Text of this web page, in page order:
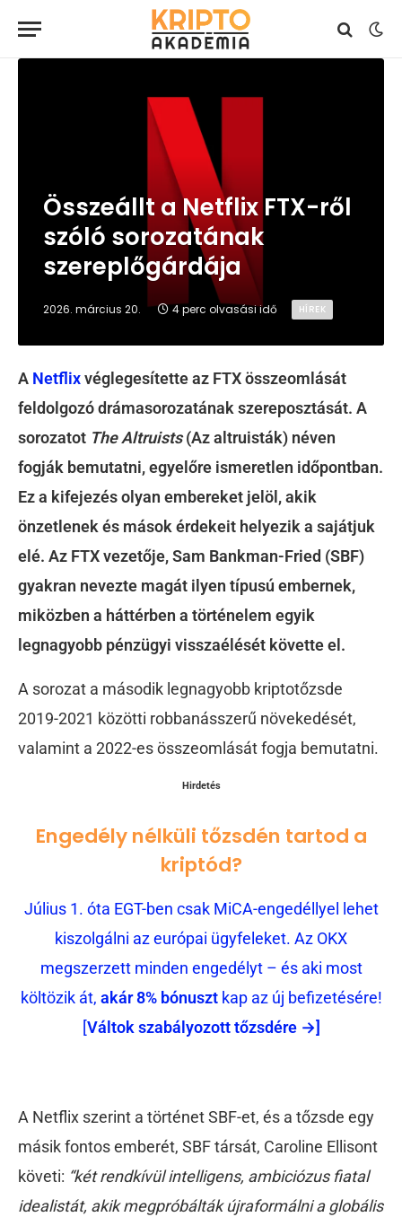
Összeállt a Netflix FTX-ről
szóló sorozatának
szereplőgárdája
2026. március 20. 4 perc olvasási idő HÍREK
A Netflixvéglegesítette az FTX összeomlását
feldolgozó drámasorozatának szereposztását. A
sorozatot The Altruists(Az altruisták) néven
fogják bemutatni, egyelőre ismeretlen időpontban.
Ez a kifejezés olyan embereket jelöl, akik
önzetlenek és mások érdekeit helyezik a sajátjuk
elé. Az FTX vezetője, Sam Bankman-Fried (SBF)
gyakran nevezte magát ilyen típusú embernek,
miközben a háttérben a történelem egyik
legnagyobb pénzügyi visszaélését követte el.
A sorozat a második legnagyobb kriptotőzsde
2019-2021 közötti robbanásszerű növekedését,
valamint a 2022-es összeomlását fogja bemutatni.
Hirdetés
Engedély nélküli tőzsdén tartod a
kriptód?
Július 1. óta EGT-ben csak MiCA-engedéllyel lehet
kiszolgálni az európai ügyfeleket. Az OKX
megszerzett minden engedélyt – és aki most
költözik át, akár 8% bónusztkap az új befizetésére!
[Váltok szabályozott tőzsdére →]
A Netflix szerint a történet SBF-et, és a tőzsde egy
másik fontos emberét, SBF társát, Caroline Ellisont
követi: “két rendkívül intelligens, ambiciózus fiatal
idealistát, akik megpróbálták újraformálni a globális